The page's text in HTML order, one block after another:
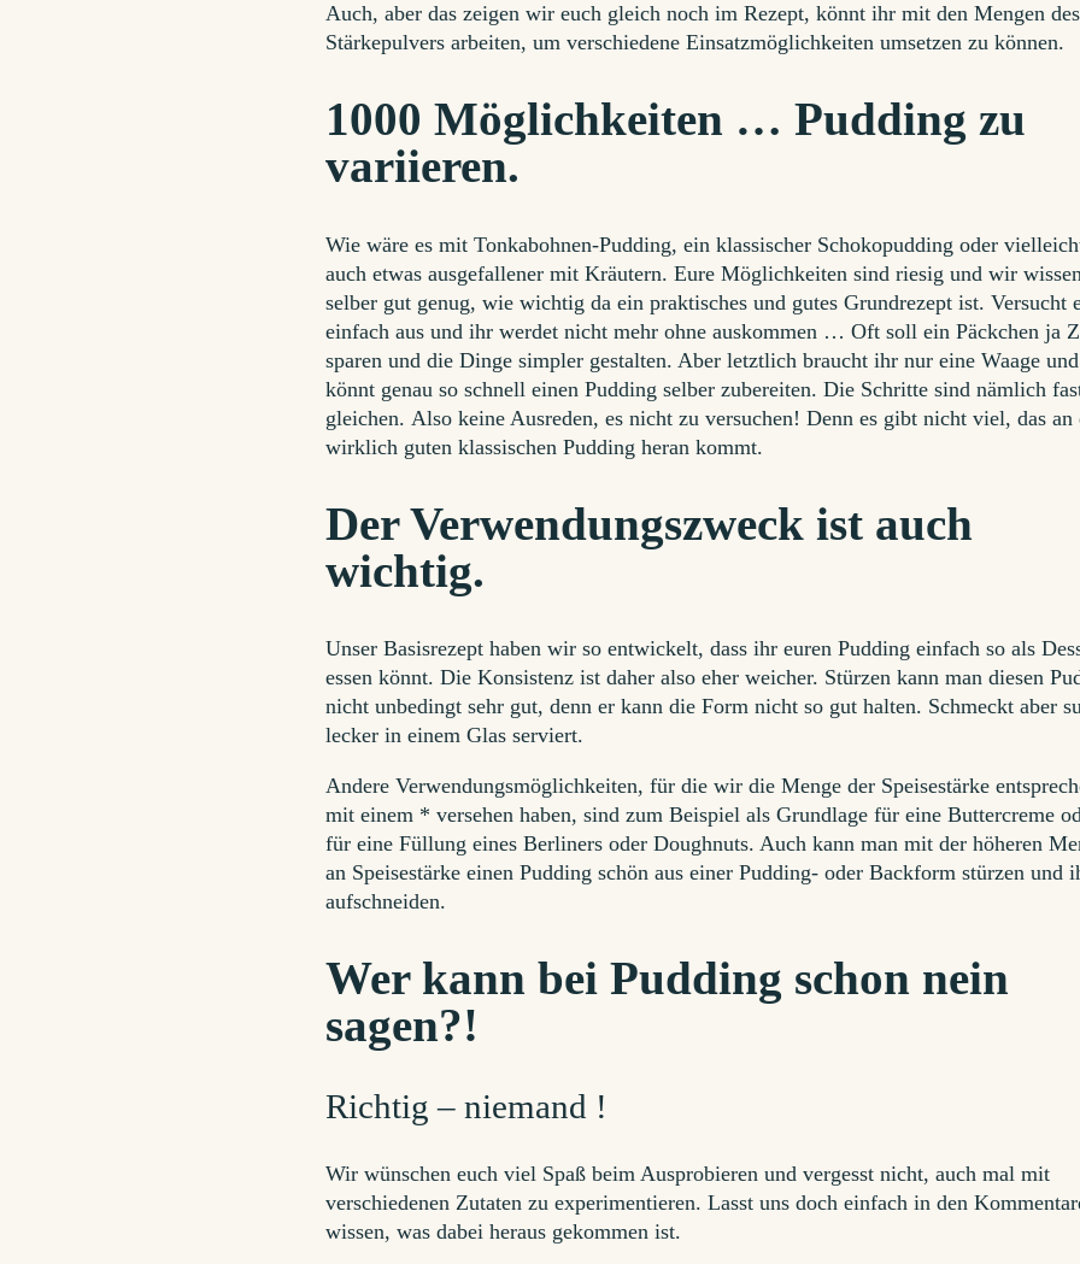
Auch, aber das zeigen wir euch gleich noch im Rezept, könnt ihr mit den Mengen des
Stärkepulvers arbeiten, um verschiedene Einsatzmöglichkeiten umsetzen zu können.
1000 Möglichkeiten … Pudding zu
variieren.
Wie wäre es mit Tonkabohnen-Pudding, ein klassischer Schokopudding oder
auch etwas ausgefallener mit Kräutern. Eure Möglichkeiten sind riesig und wir
selber gut genug, wie wichtig da ein praktisches und gutes Grundrezept ist. Versucht
einfach aus und ihr werdet nicht mehr ohne auskommen … Oft soll ein Päckchen ja
sparen und die Dinge simpler gestalten. Aber letztlich braucht ihr nur eine Waage und
könnt genau so schnell einen Pudding selber zubereiten. Die Schritte sind nämlich
gleichen. Also keine Ausreden, es nicht zu versuchen! Denn es gibt nicht viel, das an
wirklich guten klassischen Pudding heran kommt.
Der Verwendungszweck ist auch
wichtig.
Unser Basisrezept haben wir so entwickelt, dass ihr euren Pudding einfach so als
essen könnt. Die Konsistenz ist daher also eher weicher. Stürzen kann man diesen
nicht unbedingt sehr gut, denn er kann die Form nicht so gut halten. Schmeckt aber
lecker in einem Glas serviert.
Andere Verwendungsmöglichkeiten, für die wir die Menge der Speisestärke
mit einem * versehen haben, sind zum Beispiel als Grundlage für eine Buttercreme
für eine Füllung eines Berliners oder Doughnuts. Auch kann man mit der höheren
an Speisestärke einen Pudding schön aus einer Pudding- oder Backform stürzen und
aufschneiden.
Wer kann bei Pudding schon nein
sagen?!
Richtig – niemand !
Wir wünschen euch viel Spaß beim Ausprobieren und vergesst nicht, auch mal mit
verschiedenen Zutaten zu experimentieren. Lasst uns doch einfach in den
wissen, was dabei heraus gekommen ist.